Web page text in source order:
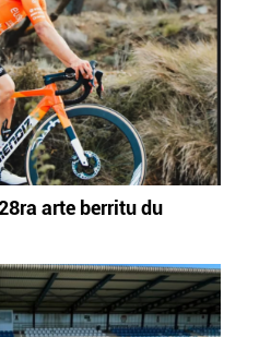
arte berritu du